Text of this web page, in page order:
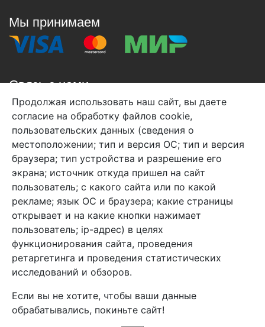
Мы принимаем
Связь с нами
+7 (495) 933-38-08
info@arben-textile.ru- оптовые продажи
Арбен текстиль г. Щелково, пер.
1-й Советский д.25, владение 2.
Мы в соц. сетях
2026 Copyright © Арбен
Продолжая использовать наш сайт, вы даете
согласие на обработку файлов cookie,
пользовательских данных (сведения о
местоположении; тип и версия ОС; тип и версия
браузера; тип устройства и разрешение его
экрана; источник откуда пришел на сайт
пользователь; с какого сайта или по какой
рекламе; язык ОС и браузера; какие страницы
открывает и на какие кнопки нажимает
пользователь; ip-адрес) в целях
функционирования сайта, проведения
ретаргетинга и проведения статистических
исследований и обзоров.
Если вы не хотите, чтобы ваши данные
обрабатывались, покиньте сайт!